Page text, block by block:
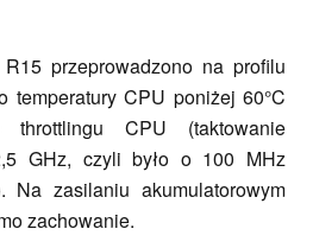
przeprowadzono na profilu
temperatury CPU poniżej 60°C
CPU (taktowanie
GHz, czyli było o 100 MHz
Na zasilaniu akumulatorowym
zachowanie.